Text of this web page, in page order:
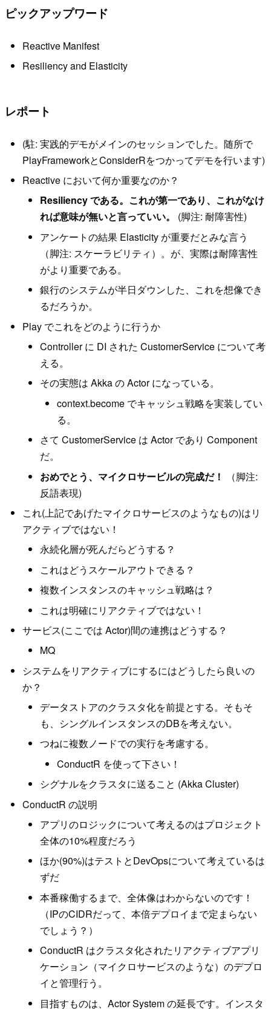
ピックアップワード
Reactive Manifest
Resiliency and Elasticity
レポート
(駐: 実践的デモがメインのセッションでした。随所で
PlayFrameworkとConsiderRをつかってデモを行います)
Reactive において何か重要なのか？
Resiliency である。これが第一であり、これがなけ
れば意味が無いと言っていい。
(脚注: 耐障害性)
アンケートの結果 Elasticity が重要だとみな言う
（脚注: スケーラビリティ）。が、実際は耐障害性
がより重要である。
銀行のシステムが半日ダウンした、これを想像でき
るだろうか。
Play でこれをどのように行うか
Controller に DI された CustomerService について考
える。
その実態は Akka の Actor になっている。
context.become でキャッシュ戦略を実装してい
る。
さて CustomerService は Actor であり Component
だ。
おめでとう、マイクロサービルの完成だ！
（脚注:
反語表現)
これ(上記であげたマイクロサービスのようなもの)はリ
アクティブではない！
永続化層が死んだらどうする？
これはどうスケールアウトできる？
複数インスタンスのキャッシュ戦略は？
これは明確にリアクティブではない！
サービス(ここでは Actor)間の連携はどうする？
MQ
システムをリアクティブにするにはどうしたら良いの
か？
データストアのクラスタ化を前提とする。そもそ
も、シングルインスタンスのDBを考えない。
つねに複数ノードでの実行を考慮する。
ConductR を使って下さい！
シグナルをクラスタに送ること (Akka Cluster)
ConductR の説明
アプリのロジックについて考えるのはプロジェクト
全体の10%程度だろう
ほか(90%)はテストとDevOpsについて考えているは
ずだ
本番稼働するまで、全体像はわからないのです！
（IPのCIDRだって、本倍デプロイまで定まらない
でしょう？）
ConductR はクラスタ化されたリアクティブアプリ
ケーション（マイクロサービスのような）のデプロ
イと管理行う。
目指すものは、Actor System の延長です。インスタ